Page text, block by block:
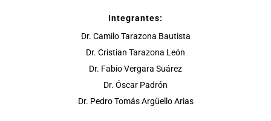
Integrantes:
Dr. Camilo Tarazona Bautista
Dr. Cristian Tarazona León
Dr. Fabio Vergara Suárez
Dr. Óscar Padrón
Dr. Pedro Tomás Argüello Arias